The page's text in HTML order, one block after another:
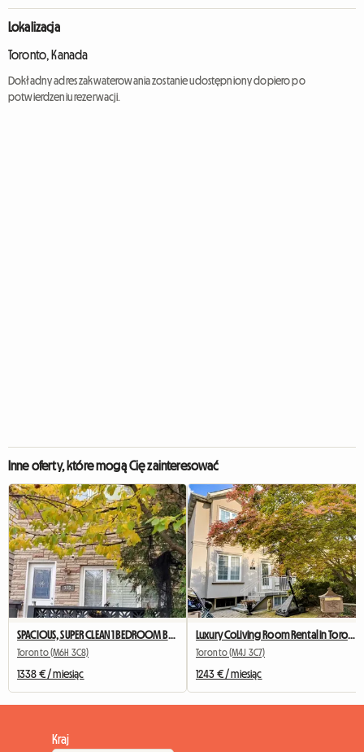
Lokalizacja
Toronto, Kanada
Dokładny adres zakwaterowania zostanie udostępniony dopiero po
potwierdzeniu rezerwacji.
Inne oferty, które mogą Cię zainteresować
SPACIOUS, SUPER CLEAN 1 BEDROOM BASEMENT APARTMENT FOR RENT
Toronto (M6H 3C8)
1338 € / miesiąc
Luxury CoLiving Room Rental in Toronto
Toronto (M4J 3C7)
1243 € / miesiąc
Kraj